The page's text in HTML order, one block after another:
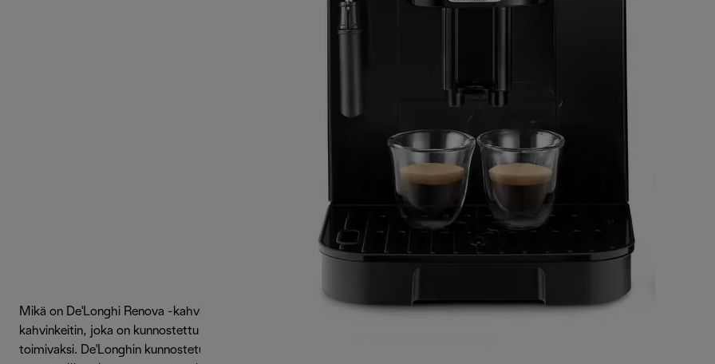
Mikä on De'Longhi Renova -kahvinkeitin? Se on käytetty
kahvinkeitin, joka on kunnostettu uudenveroiseksi ja täysin
toimivaksi. De'Longhin kunnostetuille tuotteille suoritetaan